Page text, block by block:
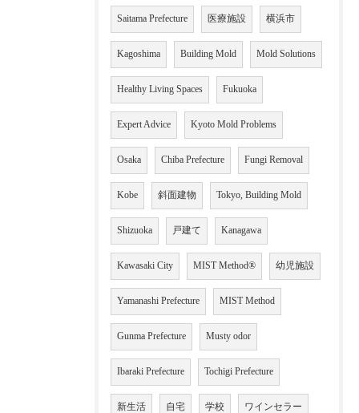
Saitama Prefecture 医療施設 横浜市
Kagoshima Building Mold Mold Solutions
Healthy Living Spaces Fukuoka
Expert Advice Kyoto Mold Problems
Osaka Chiba Prefecture Fungi Removal
Kobe 斜面建物 Tokyo, Building Mold
Shizuoka 戸建て Kanagawa
Kawasaki City MIST Method® 幼児施設
Yamanashi Prefecture MIST Method
Gunma Prefecture Musty odor
Ibaraki Prefecture Tochigi Prefecture
新生活 自宅 学校 ワインセラー